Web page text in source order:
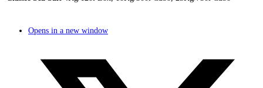
Opens in a new window